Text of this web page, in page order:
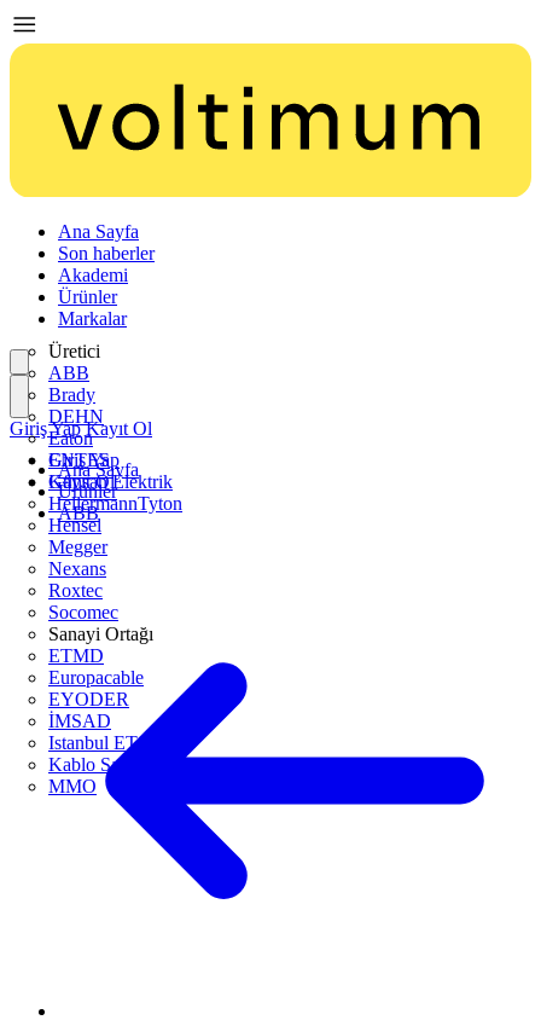
Ana Sayfa
Son haberler
Akademi
Ürünler
Markalar
Üretici
ABB
Brady
DEHN
Eaton
ENTES
Günsan Elektrik
HellermannTyton
Hensel
Megger
Nexans
Roxtec
Socomec
Sanayi Ortağı
ETMD
Europacable
EYODER
İMSAD
Istanbul ETO
Kablo Sanayicileri Derneği
MMO
Giriş Yap
Kayıt Ol
Giriş Yap Kayıt Ol
Ana Sayfa
Ürünler
ABB